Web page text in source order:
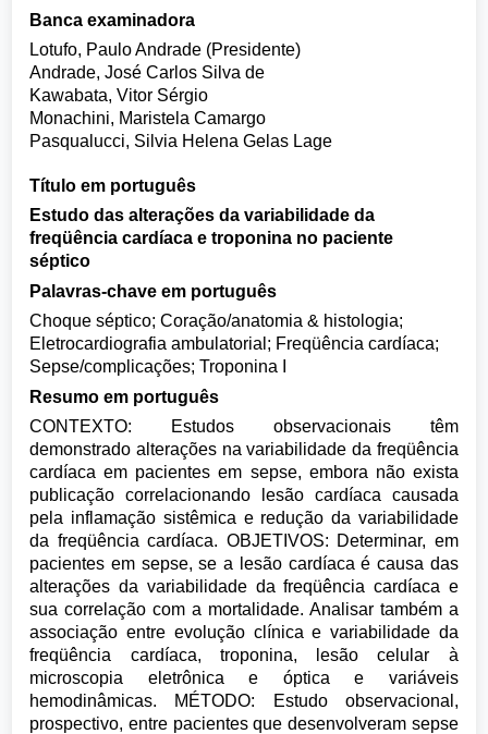
Banca examinadora
Lotufo, Paulo Andrade (Presidente)
Andrade, José Carlos Silva de
Kawabata, Vitor Sérgio
Monachini, Maristela Camargo
Pasqualucci, Silvia Helena Gelas Lage
Título em português
Estudo das alterações da variabilidade da
freqüência cardíaca e troponina no paciente
séptico
Palavras-chave em português
Choque séptico; Coração/anatomia & histologia;
Eletrocardiografia ambulatorial; Freqüência cardíaca;
Sepse/complicações; Troponina I
Resumo em português
CONTEXTO: Estudos observacionais têm
demonstrado alterações na variabilidade da freqüência
cardíaca em pacientes em sepse, embora não exista
publicação correlacionando lesão cardíaca causada
pela inflamação sistêmica e redução da variabilidade
da freqüência cardíaca. OBJETIVOS: Determinar, em
pacientes em sepse, se a lesão cardíaca é causa das
alterações da variabilidade da freqüência cardíaca e
sua correlação com a mortalidade. Analisar também a
associação entre evolução clínica e variabilidade da
freqüência cardíaca, troponina, lesão celular à
microscopia eletrônica e óptica e variáveis
hemodinâmicas. MÉTODO: Estudo observacional,
prospectivo, entre pacientes que desenvolveram sepse